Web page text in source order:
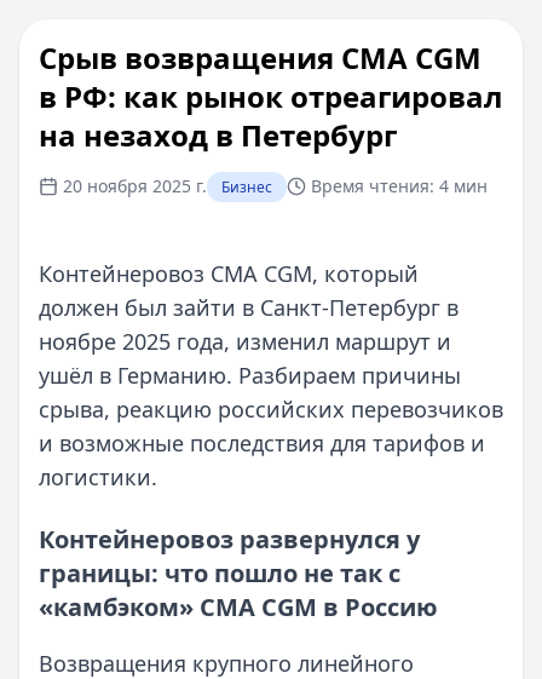
Срыв возвращения CMA CGM
в РФ: как рынок отреагировал
на незаход в Петербург
20 ноября 2025 г. Бизнес Время чтения: 4 мин
Контейнеровоз CMA CGM, который
должен был зайти в Санкт-Петербург в
ноябре 2025 года, изменил маршрут и
ушёл в Германию. Разбираем причины
срыва, реакцию российских перевозчиков
и возможные последствия для тарифов и
логистики.
Контейнеровоз развернулся у
границы: что пошло не так с
«камбэком» CMA CGM в Россию
Возвращения крупного линейного